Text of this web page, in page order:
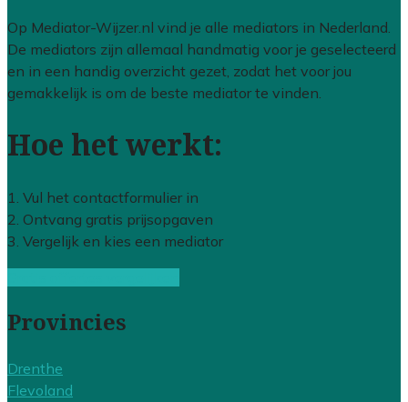
Op Mediator-Wijzer.nl vind je alle mediators in Nederland.
De mediators zijn allemaal handmatig voor je geselecteerd
en in een handig overzicht gezet, zodat het voor jou
gemakkelijk is om de beste mediator te vinden.
Hoe het werkt:
1. Vul het contactformulier in
2. Ontvang gratis prijsopgaven
3. Vergelijk en kies een mediator
Provincies
Drenthe
Flevoland